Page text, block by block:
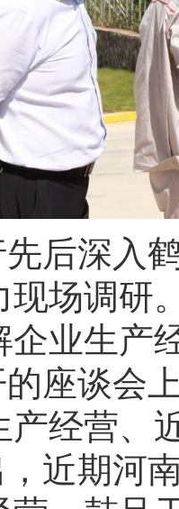
后深入
现场调研
企业生产
座谈会
产经营、
近期河